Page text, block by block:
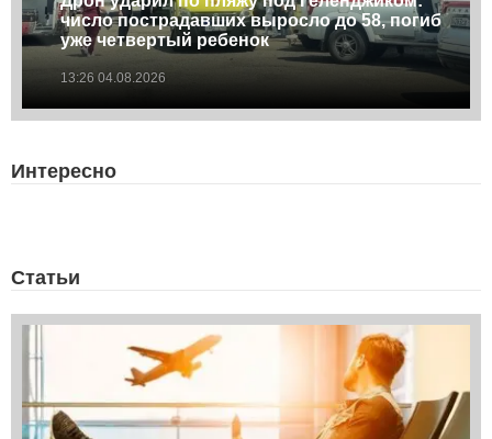
число пострадавших выросло до 58, погиб
уже четвертый ребенок
13:26 04.08.2026
Интересно
Статьи